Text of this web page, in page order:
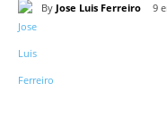
By Jose Luis Ferreiro 9